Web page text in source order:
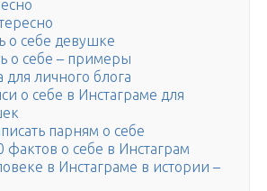
о себе девушке
о себе – примеры
личного блога
о себе в Инстаграме для
парням о себе
о себе в Инстаграм
в Инстаграме в истории –